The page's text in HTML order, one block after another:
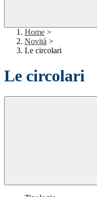
Home >
Novità >
Le circolari
Le circolari